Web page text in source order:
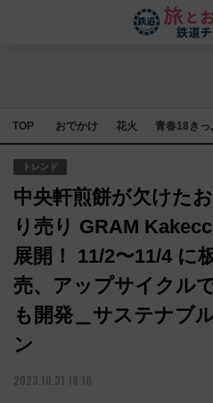
TOP おでかけ 花火 青春18きっ
トレンド
中央軒煎餅が欠けた
り売り GRAM
展開！ 11/2〜11/4 に
売、アップサイクル
も開発＿サステナブ
ン
2023.10.31 18:10